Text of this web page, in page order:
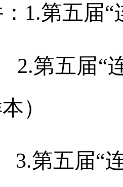
1.第五届“
第五届“
本）
第五届“